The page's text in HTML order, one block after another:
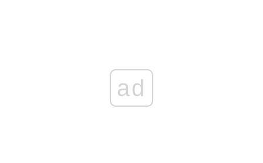
ad